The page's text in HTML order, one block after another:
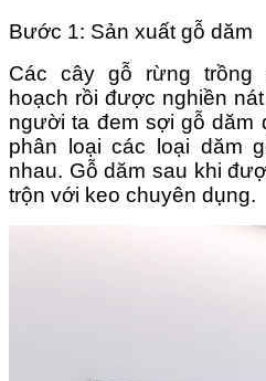
Bước 1: Sản xuất gỗ dăm
Các cây gỗ rừng trồng
hoạch rồi được nghiền
người ta đem sợi gỗ dăm
phân loại các loại dăm
nhau. Gỗ dăm sau khi
trộn với keo chuyên dụng.